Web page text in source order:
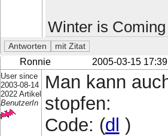
Winter is Coming
Ronnie 2005-03-15 17:39
User since
2003-08-14
2022 Artikel
BenutzerIn
Man kann
stopfen:
Code: (dl )